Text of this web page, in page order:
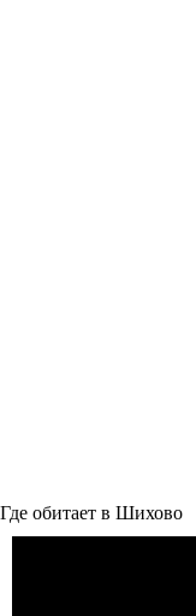
Где обитает в Шихово